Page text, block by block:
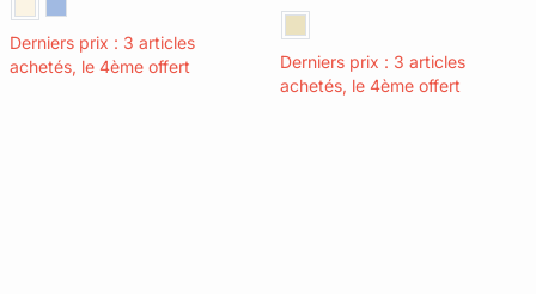
Derniers prix : 3 articles
achetés, le 4ème offert
Derniers prix : 3 articles
achetés, le 4ème offert